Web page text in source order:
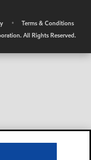
•
Terms & Conditions
All Rights Reserved.